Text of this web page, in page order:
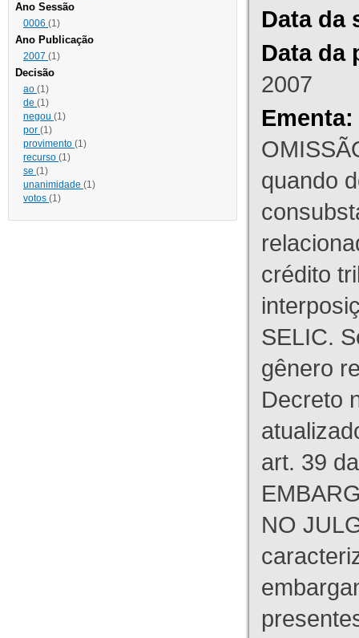
Ano Sessão
0006 (1)
Ano Publicação
2007 (1)
Decisão
ao (1)
de (1)
negou (1)
por (1)
provimento (1)
recurso (1)
se (1)
unanimidade (1)
votos (1)
Data da
Data da
2007
Ementa:
quando
crédito
SELIC.
gênero
Decreto
art. 39
NO